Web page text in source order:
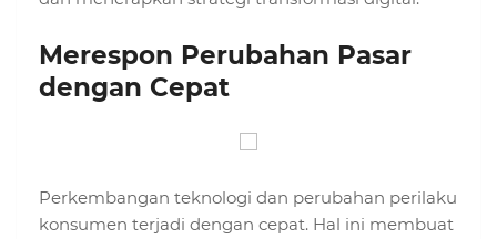
Merespon Perubahan Pasar
dengan Cepat
Perkembangan teknologi dan perubahan perilaku
konsumen terjadi dengan cepat. Hal ini membuat